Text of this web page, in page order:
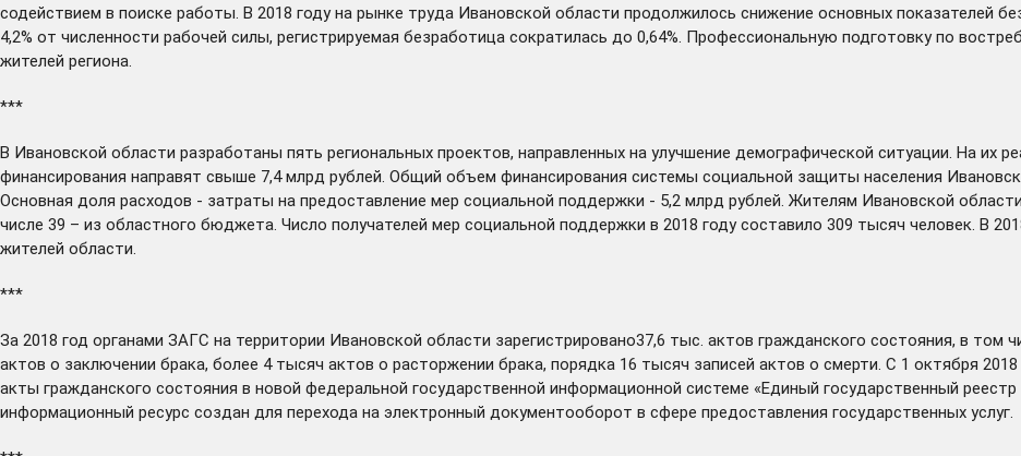
содействием в поиске работы. В 2018 году на рынке труда Ивановской области продолжилось снижение основных показателей
4,2% от численности рабочей силы, регистрируемая безработица сократилась до 0,64%. Профессиональную подготовку по
жителей региона.
***
В Ивановской области разработаны пять региональных проектов, направленных на улучшение демографической ситуации. На их
финансирования направят свыше 7,4 млрд рублей. Общий объем финансирования системы социальной защиты населения
Основная доля расходов - затраты на предоставление мер социальной поддержки - 5,2 млрд рублей. Жителям Ивановской
числе 39 – из областного бюджета. Число получателей мер социальной поддержки в 2018 году составило 309 тысяч человек. В
жителей области.
***
За 2018 год органами ЗАГС на территории Ивановской области зарегистрировано37,6 тыс. актов гражданского состояния, в том
актов о заключении брака, более 4 тысяч актов о расторжении брака, порядка 16 тысяч записей актов о смерти. С 1 октября
акты гражданского состояния в новой федеральной государственной информационной системе «Единый государственный
информационный ресурс создан для перехода на электронный документооборот в сфере предоставления государственных услуг.